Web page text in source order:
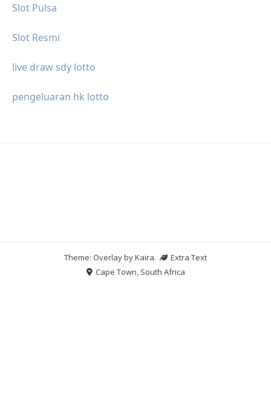
Slot Pulsa
Slot Resmi
live draw sdy lotto
pengeluaran hk lotto
Theme: Overlay byKaira.
Extra Text
Cape Town, South Africa